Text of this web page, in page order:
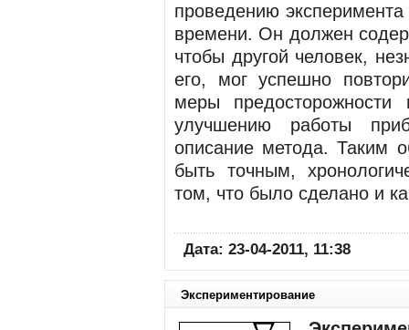
проведению
времени. Он должен
чтобы другой человек,
его, мог успешно
меры
улучшению работы
описание метода. Таким
быть точным,
том, что было сделано и
Дата: 23-04-2011, 11:38
Экспериментирование